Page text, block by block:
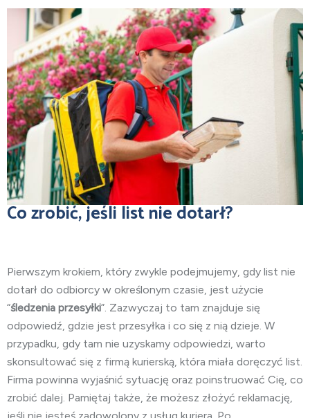
Co zrobić, jeśli list nie dotarł?
Pierwszym krokiem, który zwykle podejmujemy, gdy list nie
dotarł do odbiorcy w określonym czasie, jest użycie
“śledzenia przesyłki”. Zazwyczaj to tam znajduje się
odpowiedź, gdzie jest przesyłka i co się z nią dzieje. W
przypadku, gdy tam nie uzyskamy odpowiedzi, warto
skonsultować się z firmą kurierską, która miała doręczyć list.
Firma powinna wyjaśnić sytuację oraz poinstruować Cię, co
zrobić dalej. Pamiętaj także, że możesz złożyć reklamację,